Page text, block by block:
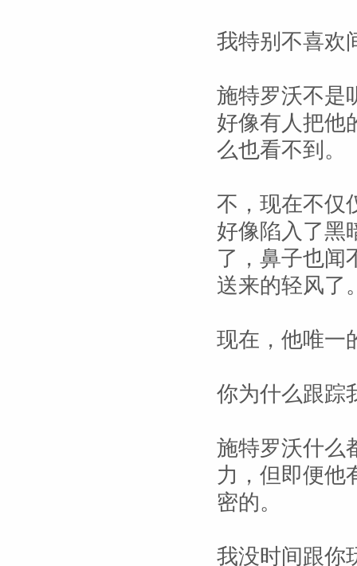
我特别不喜欢
施特罗沃不是
好像有人把他
么也看不到。
不，现在不仅
好像陷入了黑
了，鼻子也闻
送来的轻风了
现在，他唯一
你为什么跟踪
施特罗沃什么
力，但即便他
密的。
我没时间跟你